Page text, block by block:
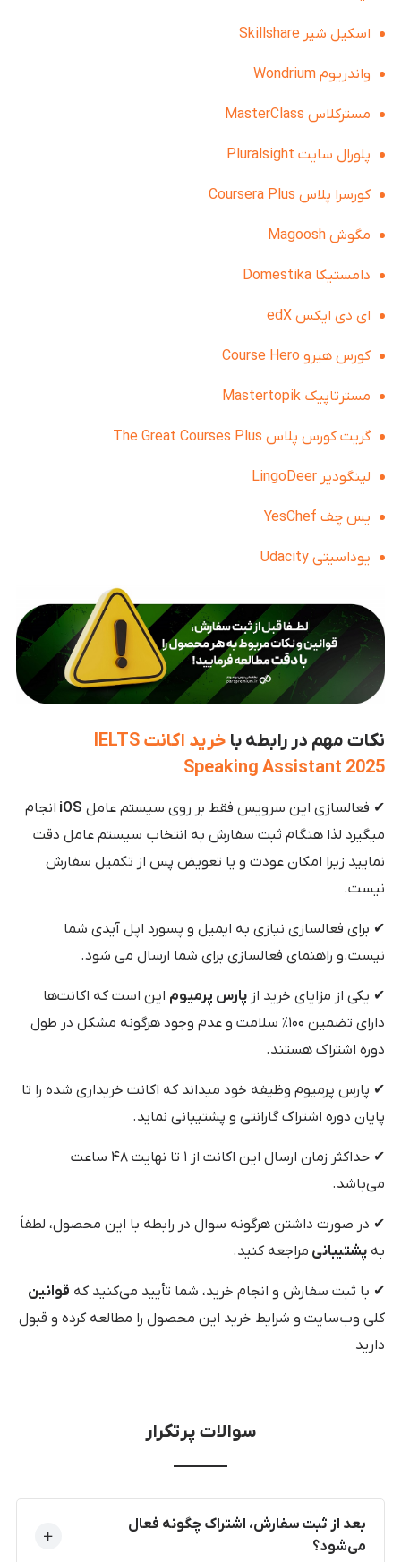
اسکیل شیر Skillshare
واندریوم Wondrium
مسترکلاس MasterClass
پلورال سایت Pluralsight
کورسرا پلاس Coursera Plus
مگوش Magoosh
دامستیکا Domestika
ای دی ایکس edX
کورس هیرو Course Hero
مسترتاپیک Mastertopik
گریت کورس پلاس The Great Courses Plus
لینگودیر LingoDeer
یس چف YesChef
یوداسیتی Udacity
نکات مهم در رابطه با
خرید اکانت IELTS
Speaking Assistant 2025
✔ فعالسازی این سرویس فقط بر روی سیستم عامل iOS انجام
میگیرد لذا هنگام ثبت سفارش به انتخاب سیستم عامل دقت
نمایید زیرا امکان عودت و یا تعویض پس از تکمیل سفارش
نیست.
✔ برای فعالسازی نیازی به ایمیل و پسورد اپل آیدی شما
نیست.و راهنمای فعالسازی برای شما ارسال می شود.
✔ یکی از مزایای خرید از پارس پرمیوم این است که اکانت‌ها
دارای تضمین ۱۰۰٪ سلامت و عدم وجود هرگونه مشکل در طول
دوره اشتراک هستند.
✔ پارس پرمیوم وظیفه خود میداند که اکانت خریداری شده را تا
پایان دوره اشتراک گارانتی و پشتیبانی نماید.
✔ حداکثر زمان ارسال این اکانت از ۱ تا نهایت ۴۸ ساعت
می‌باشد.
✔ در صورت داشتن هرگونه سوال در رابطه با این محصول، لطفاً
به پشتیبانی مراجعه کنید.
✔ با ثبت سفارش و انجام خرید، شما تأیید می‌کنید که قوانین
کلی وب‌سایت و شرایط خرید این محصول را مطالعه کرده و قبول
دارید
سوالات پرتکرار
بعد از ثبت سفارش، اشتراک چگونه فعال
می‌شود؟